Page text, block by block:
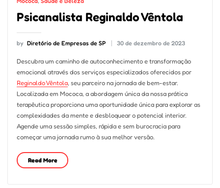
Psicanalista Reginaldo Vêntola
by Diretório de Empresas de SP 30 de dezembro de 2023
Descubra um caminho de autoconhecimento e transformação
emocional através dos serviços especializados oferecidos por
Reginaldo Vêntola, seu parceiro na jornada de bem-estar.
Localizada em Mococa, a abordagem única da nossa prática
terapêutica proporciona uma oportunidade única para explorar as
complexidades da mente e desbloquear o potencial interior.
Agende uma sessão simples, rápida e sem burocracia para
começar uma jornada rumo à sua melhor versão.
Read More